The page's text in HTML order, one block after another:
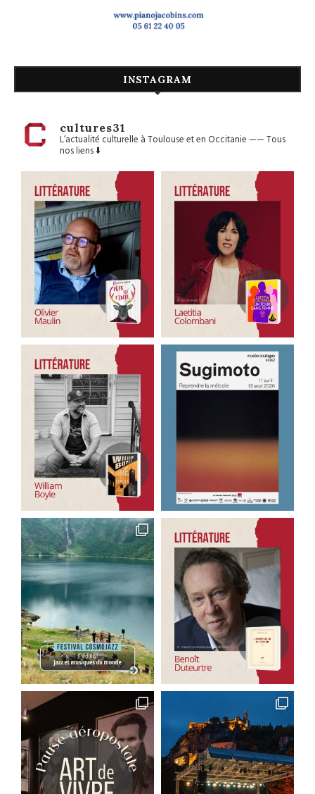
INSTAGRAM
cultures31
L’actualité culturelle à Toulouse et en Occitanie——Tous
nos liens ⬇️